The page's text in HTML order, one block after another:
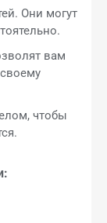
Они могут
вам
чтобы